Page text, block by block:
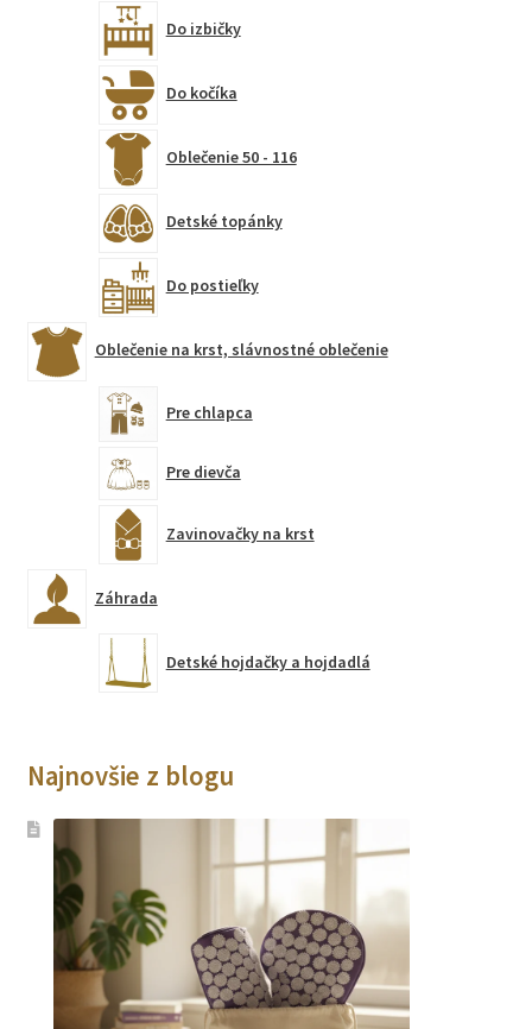
h
i
u
Do izbičky
Do kočíka
Oblečenie 50 - 116
Detské topánky
Do postieľky
Oblečenie na krst, slávnostné oblečenie
Pre chlapca
Pre dievča
Zavinovačky na krst
Záhrada
Detské hojdačky a hojdadlá
Najnovšie z blogu